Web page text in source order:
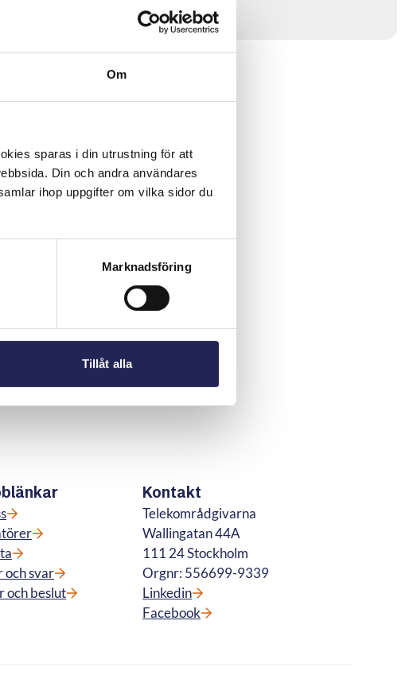
Om
sparas i din utrustning för att
Din och andra användares
ihop uppgifter om vilka sidor du
Marknadsföring
Tillåt alla
och svar
och beslut
Kontakt
Telekområdgivarna
Wallingatan 44A
111 24 Stockholm
Orgnr: 556699-9339
Linkedin
Facebook